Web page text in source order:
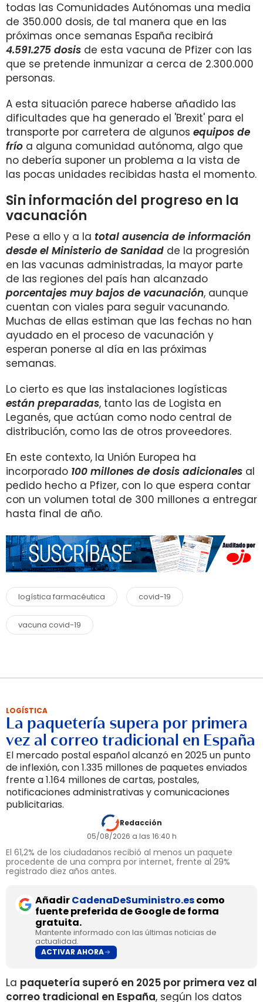
todas las Comunidades Autónomas una media
de 350.000 dosis, de tal manera que en las
próximas once semanas España recibirá
4.591.275 dosis de esta vacuna de Pfizer con las
que se pretende inmunizar a cerca de 2.300.000
personas.
A esta situación parece haberse añadido las
dificultades que ha generado el 'Brexit' para el
transporte por carretera de algunos equipos de
frío a alguna comunidad autónoma, algo que
no debería suponer un problema a la vista de
las pocas unidades recibidas hasta el momento.
Sin información del progreso en la
vacunación
Pese a ello y a la total ausencia de información
desde el Ministerio de Sanidad de la progresión
en las vacunas administradas, la mayor parte
de las regiones del país han alcanzado
porcentajes muy bajos de vacunación, aunque
cuentan con viales para seguir vacunando.
Muchas de ellas estiman que las fechas no han
ayudado en el proceso de vacunación y
esperan ponerse al día en las próximas
semanas.
Lo cierto es que las instalaciones logísticas
están preparadas, tanto las de Logista en
Leganés, que actúan como nodo central de
distribución, como las de otros proveedores.
En este contexto, la Unión Europea ha
incorporado 100 millones de dosis adicionales al
pedido hecho a Pfizer, con lo que espera contar
con un volumen total de 300 millones a entregar
hasta final de año.
logística farmacéutica covid-19
vacuna covid-19
LOGÍSTICA
La paquetería supera por primera
vez al correo tradicional en España
El mercado postal español alcanzó en 2025 un punto
de inflexión, con 1.335 millones de paquetes enviados
frente a 1.164 millones de cartas, postales,
notificaciones administrativas y comunicaciones
publicitarias.
Redacción
05/08/2026 a las 16:40 h
El 61,2% de los ciudadanos recibió al menos un paquete
procedente de una compra por internet, frente al 29%
registrado diez años antes.
AñadirCadenaDeSuministro.escomo
fuente preferida de Google de forma
gratuita.
Mantente informado con las últimas noticias de
actualidad.
ACTIVAR AHORA
La paquetería superó en 2025 por primera vez al
correo tradicional en España, según los datos